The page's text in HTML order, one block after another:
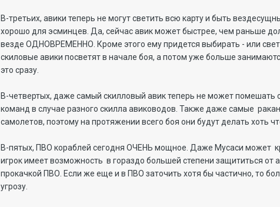
В-третьих, авики теперь не могут светить всю карту и быть
хорошо для эсминцев. Да, сейчас авик может быстрее, чем раньше
везде ОДНОВРЕМЕННО. Кроме этого ему придется выбирать - или
скиловые авики посветят в начале боя, а потом уже больше
это сразу.
В-четвертых, даже самый скилловый авик теперь не может помешать
команд в случае разного скилла авиководов. Также даже самые
самолетов, поэтому на протяжении всего боя они будут делать хоть
В-пятых, ПВО кораблей сегодня ОЧЕНЬ мощное. Даже Мусаси может
игрок имеет возможность в гораздо большей степени защититься от
прокачкой ПВО. Если же еще и в ПВО заточить хотя бы частично, то
угрозу.